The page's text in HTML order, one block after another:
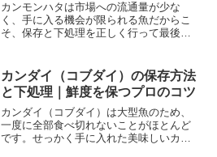
カンモンハタは市場への流通量が少な
く、手に入る機会が限られる魚だからこ
そ、保存と下処理を正しく行って最後ま
方によって品質が大きく変わります。う
ちの魚屋でもハタ科の魚が入...
カンダイ（コブダイ）の保存方法
と下処理｜鮮度を保つプロのコツ
カンダイ（コブダイ）は大型魚のため、
一度に全部食べ切れないことがほとんど
です。せっかく手に入れた美味しいカン